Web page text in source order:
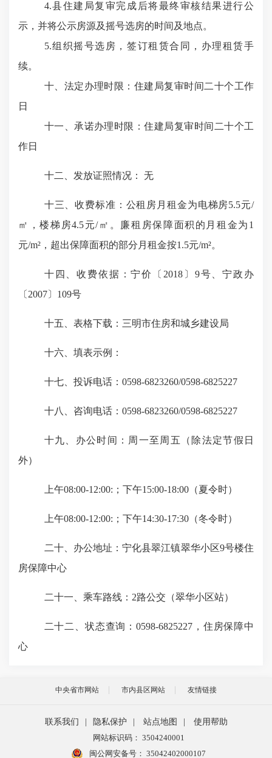
4.县住建局复审完成后将最终审核结果进行公
示，并将公示房源及摇号选房的时间及地点。
5.组织摇号选房，签订租赁合同，办理租赁手
续。
十、法定办理时限： 住建局复审时间二十个工作
日
十一、承诺办理时限：住建局复审时间二十个工
作日
十二、发放证照情况： 无
十三、收费标准： 公租房月租金为电梯房5.5元/
㎡，楼梯房4.5元/㎡。廉租房保障面积的月租金为1
元/m²，超出保障面积的部分月租金按1.5元/m²。
十四、收费依据：宁价 〔 2018 〕 9号、宁政办
〔 2007〕 109号
十五、表格下载： 三明市住房和城乡建设局
十六、填表示例：
十七、投诉电话： 0598-6823260/0598-6825227
十八、咨询电话： 0598-6823260/0598-6825227
十九、办公时间： 周一至周五（除法定节假日
外）
上午08:00-12:00:；下午15:00-18:00（夏令时）
上午08:00-12:00:；下午14:30-17:30（冬令时）
二十、办公地址：宁化县翠江镇翠华小区9号楼住
房保障中心
二十一、乘车路线： 2路公交（翠华小区站）
二十二、状态查询：0598-6825227 ， 住房保障中
心
中央省市网站 市内县区网站 友情链接
联系我们 隐私保护 站点地图
使用帮助
网站标识码： 3504240001
闽公网安备号： 35042402000107